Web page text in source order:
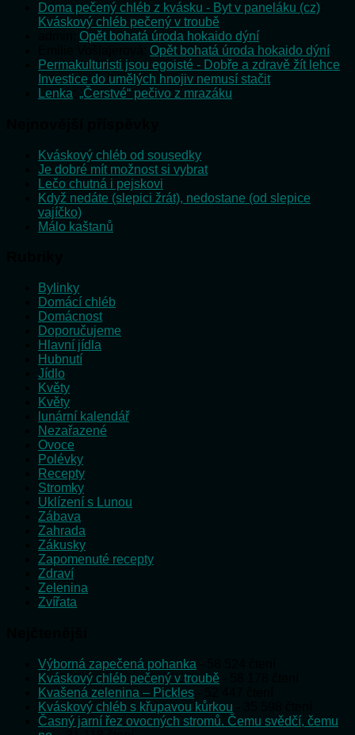
Doma pečený chléb z kvásku - Byt v paneláku (cz)
Kváskový chléb pečený v troubě
Opět bohatá úroda hokaido dýní
Opět bohatá úroda hokaido dýní
Permakulturisti jsou egoisté - Dobře a zdravě žít lehce
Investice do umělých hnojiv nemusí stačit
Lenka „Čerstvé“ pečivo z mrazáku
Kváskový chléb od sousedky
Je dobré mít možnost si vybrat
Lečo chutná i pejskovi
Když nedáte (slepici žrát), nedostane (od slepice
vajíčko)
Málo kaštanů
Bylinky
Domácí chléb
Domácnost
Doporučujeme
Hlavní jídla
Hubnutí
Jídlo
Květy
Květy
lunární kalendář
Nezařazené
Ovoce
Polévky
Recepty
Stromky
Uklízení s Lunou
Zábava
Zahrada
Zákusky
Zapomenuté recepty
Zdraví
Zelenina
Zvířata
Výborná zapečená pohanka
Kváskový chléb pečený v troubě
Kvašená zelenina – Pickles
Kváskový chléb s křupavou kůrkou
Časný jarní řez ovocných stromů. Čemu svědčí, čemu